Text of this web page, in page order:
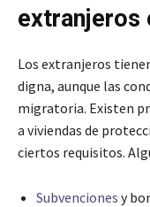
extranjeros
Los extranjeros
digna, aunque las
migratoria. Existen
a viviendas de
ciertos requisitos.
Subvenciones y